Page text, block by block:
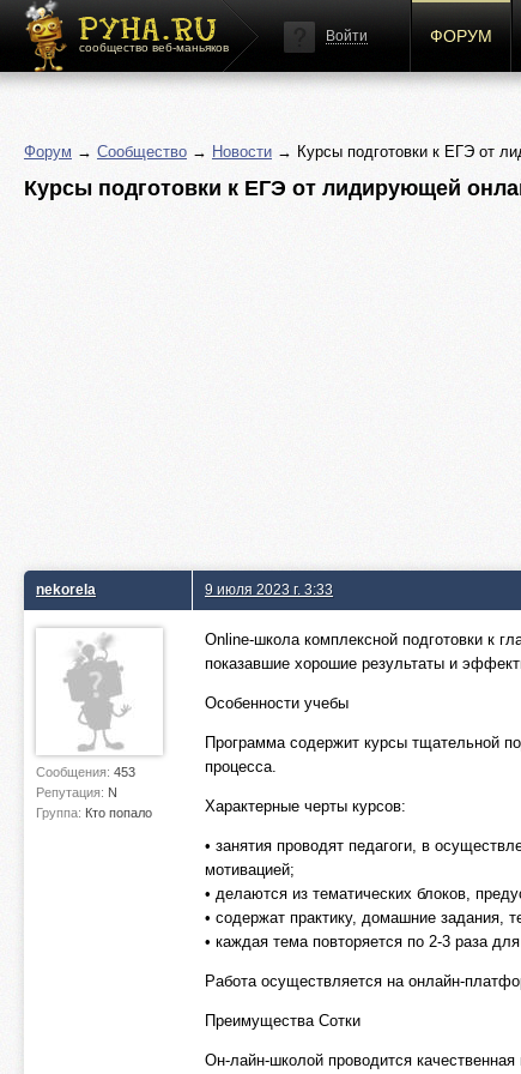
сообщество веб-маньяков
Войти ФОРУМ
Форум → Сообщество → Новости → Курсы подготовки к ЕГЭ от
Курсы подготовки к ЕГЭ от лидирующей
nekorela
Сообщения: 453
Репутация: N
Группа: Кто попало
9 июля 2023 г. 3:33
Online-школа комплексной подготовки к
показавшие хорошие результаты и
Особенности учебы
Программа содержит курсы тщательной
процесса.
Характерные черты курсов:
• занятия проводят педагоги, в
мотивацией;
• делаются из тематических блоков,
• содержат практику, домашние задания,
• каждая тема повторяется по 2-3 раза
Работа осуществляется на онлайн-
Преимущества Сотки
Он-лайн-школой проводится